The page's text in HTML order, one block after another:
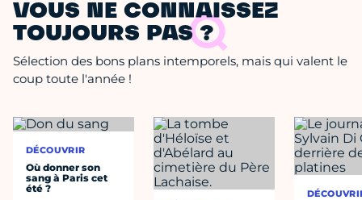
VOUS NE CONNAISSEZ
TOUJOURS PAS ?
Sélection des bons plans intemporels, mais qui valent le
coup toute l'année !
DÉCOUVRIR
Où donner son
sang à Paris cet
été ?